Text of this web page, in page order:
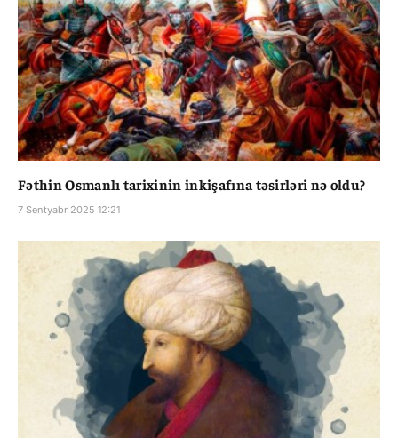
Fəthin Osmanlı tarixinin inkişafına təsirləri nə oldu?
7 Sentyabr 2025 12:21